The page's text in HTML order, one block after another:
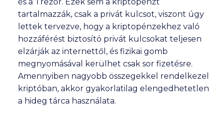
tartalmazzák, csak a privát kulcsot, viszont úgy
lettek tervezve, hogy a kriptopénzekhez való
hozzáférést biztosító privát kulcsokat teljesen
elzárják az internettől, és fizikai gomb
megnyomásával kerülhet csak sor fizetésre.
Amennyiben nagyobb összegekkel rendelkezel
kriptóban, akkor gyakorlatilag elengedhetetlen
a hideg tárca használata.